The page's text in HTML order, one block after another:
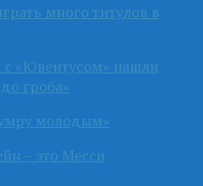
много титулов в
«Ювентусом» нашли
гроба»
молодым»
– это Месси